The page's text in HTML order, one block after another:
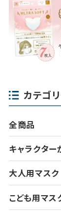
カテゴ
全商品
キャラクター
大人用マスク
こども用マス